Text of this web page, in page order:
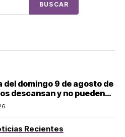
BUSCAR
del domingo 9 de agosto de
descansan y no pueden
el Estado de México; estos
Recientes